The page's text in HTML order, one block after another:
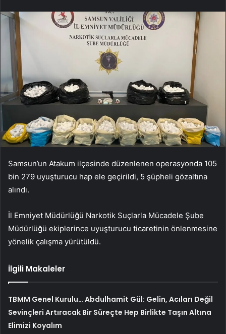
Samsun’un Atakum ilçesinde düzenlenen operasyonda 105
bin 279 uyuşturucu hap ele geçirildi, 5 şüpheli gözaltına
alındı.
İl Emniyet Müdürlüğü Narkotik Suçlarla Mücadele Şube
Müdürlüğü ekiplerince uyuşturucu ticaretinin önlenmesine
yönelik çalışma yürütüldü.
İlgili Makaleler
TBMM Genel Kurulu… Abdulhamit Gül: Gelin, Acıları Değil
Sevinçleri Artıracak Bir Süreçte Hep Birlikte Taşın Altına
Elimizi Koyalım